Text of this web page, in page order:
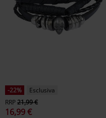
-22%
Esclusiva
RRP21,99 €
16,99 €